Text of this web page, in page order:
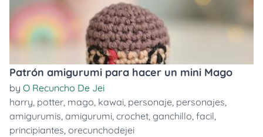
Patrón amigurumi para hacer un mini Mago
by O Recuncho De Jei
harry, potter, mago, kawai, personaje, personajes,
amigurumis, amigurumi, crochet, ganchillo, facil,
principiantes, orecunchodejei